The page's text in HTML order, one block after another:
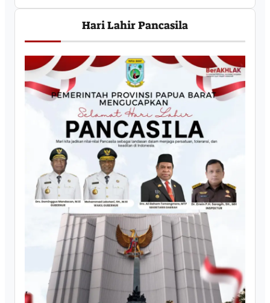
Hari Lahir Pancasila